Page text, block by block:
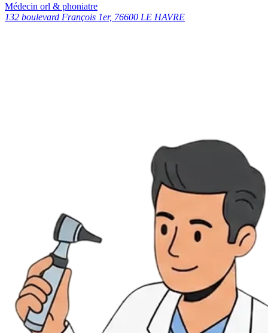
Médecin orl & phoniatre
132 boulevard François 1er, 76600 LE HAVRE